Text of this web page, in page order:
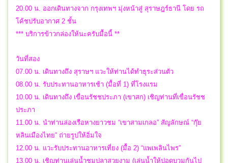
20.00 น. ออกเดินทางจาก กรุงเทพฯ มุ่งหน้าสู่ สุราษฎร์ธานี โดย รถ
โค้ชปรับอากาศ 2 ชั้น
*** บริการข้าวกล่องให้นะครับมื้อนี้ **
วันที่สอง
07.00 น. เดินทางถึง สุราษฯ แวะให้ท่านได้ทำธุระส่วนตัว
08.00 น. รับประทานอาหารเช้า (มื้อที่ 1) ที่โรงแรม
10.00 น. เดินทางถึง เขื่อนรัชชประภา (เขาสก) เชิญท่านที่เขื่อนรัชช
ประภา
11.00 น. นำท่านล่องเรือหางยาวชม “เขาสามเกลอ” สัญลักษณ์ “กุ๊ย
หลินเมืองไทย” ถ่ายรูปให้อิ่มใจ
12.00 น. แวะรับประทานอาหารเที่ยง (มื้อ 2) “แพเพลินไพร”
13.00 น. เชิญท่านเล่นน้ำชมปลาสวยงาม (เล่นน้ำให้ปอดบวมกันไป